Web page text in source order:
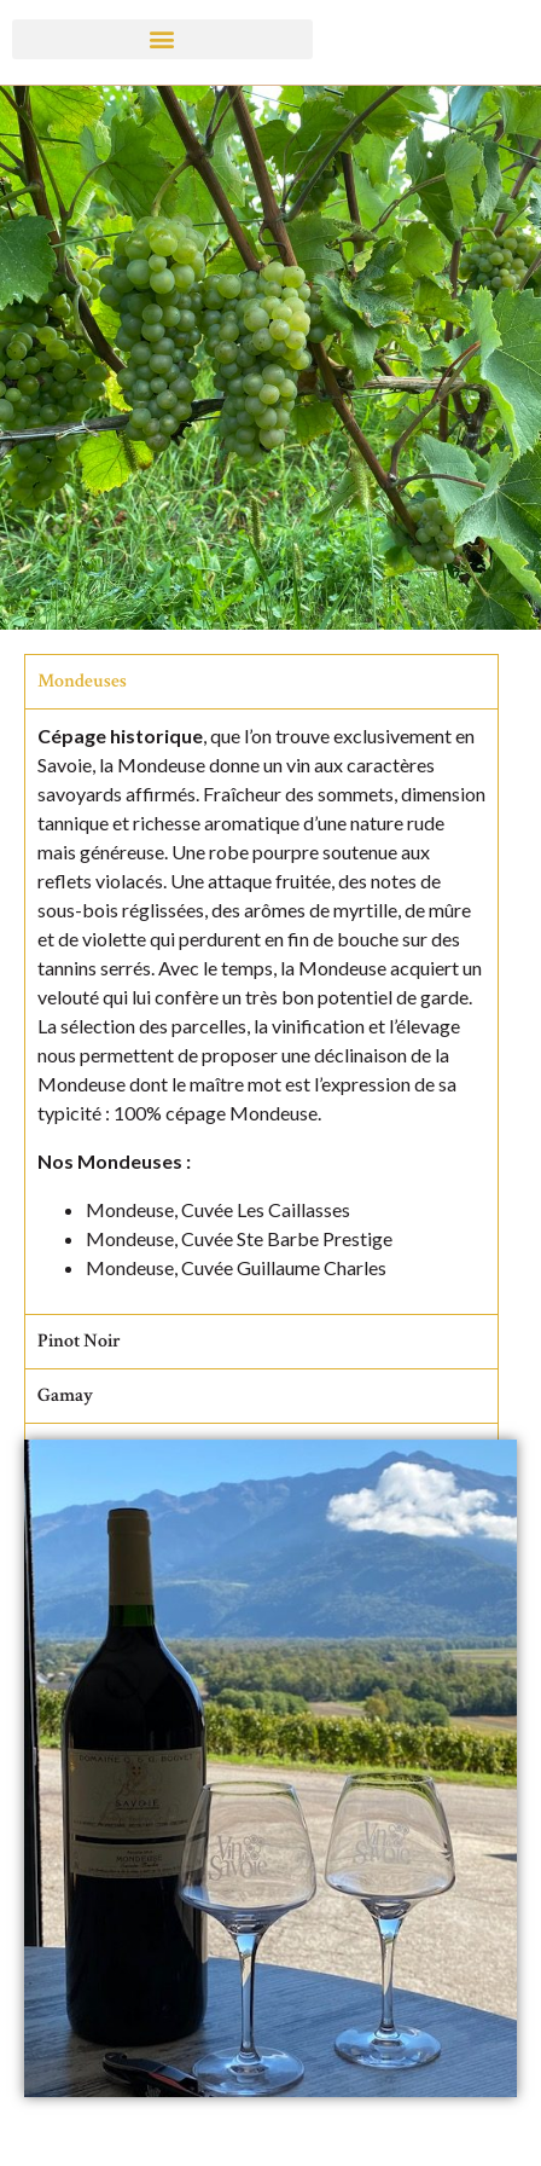
Mondeuses
Cépage historique, que l’on trouve exclusivement en
Savoie, la Mondeuse donne un vin aux caractères
savoyards affirmés. Fraîcheur des sommets, dimension
tannique et richesse aromatique d’une nature rude
mais généreuse. Une robe pourpre soutenue aux
reflets violacés. Une attaque fruitée, des notes de
sous-bois réglissées, des arômes de myrtille, de mûre
et de violette qui perdurent en fin de bouche sur des
tannins serrés. Avec le temps, la Mondeuse acquiert un
velouté qui lui confère un très bon potentiel de garde.
La sélection des parcelles, la vinification et l’élevage
nous permettent de proposer une déclinaison de la
Mondeuse dont le maître mot est l’expression de sa
typicité : 100% cépage Mondeuse.
Nos Mondeuses :
Mondeuse, Cuvée Les Caillasses
Mondeuse, Cuvée Ste Barbe Prestige
Mondeuse, Cuvée Guillaume Charles
Pinot Noir
Gamay
Amariva